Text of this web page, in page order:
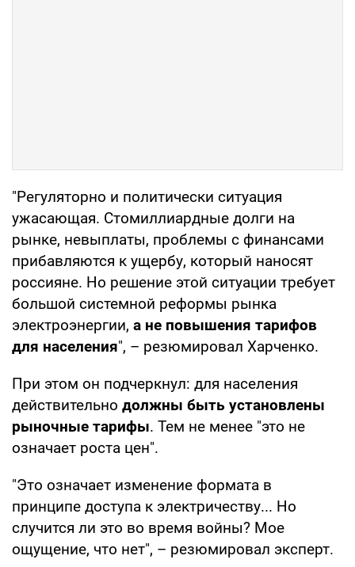
"Регуляторно и политически ситуация
ужасающая. Стомиллиардные долги на
рынке, невыплаты, проблемы с финансами
прибавляются к ущербу, который наносят
россияне. Но решение этой ситуации требует
большой системной реформы рынка
электроэнергии, а не повышения тарифов
для населения", – резюмировал Харченко.
При этом он подчеркнул: для населения
действительно должны быть установлены
рыночные тарифы. Тем не менее "это не
означает роста цен".
"Это означает изменение формата в
принципе доступа к электричеству... Но
случится ли это во время войны? Мое
ощущение, что нет", – резюмировал эксперт.